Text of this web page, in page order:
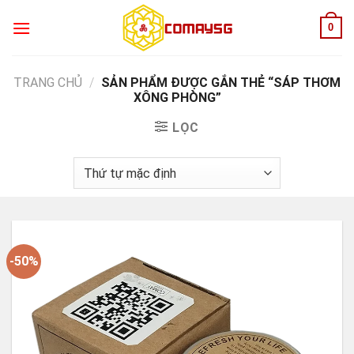
0
TRANG CHỦ / SẢN PHẨM ĐƯỢC GẮN THẺ “SÁP THƠM
XÔNG PHÒNG”
LỌC
-50%